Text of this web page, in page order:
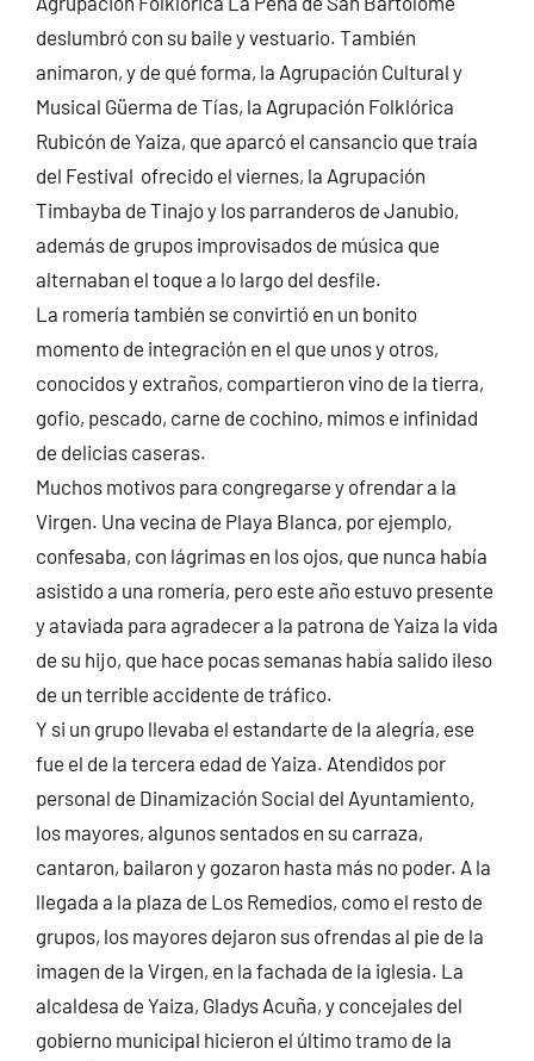
deslumbró con su baile y vestuario. También
animaron, y de qué forma, la Agrupación Cultural y
Musical Güerma de Tías, la Agrupación Folklórica
Rubicón de Yaiza, que aparcó el cansancio que traía
del Festival ofrecido el viernes, la Agrupación
Timbayba de Tinajo y los parranderos de Janubio,
además de grupos improvisados de música que
alternaban el toque a lo largo del desfile.
La romería también se convirtió en un bonito
momento de integración en el que unos y otros,
conocidos y extraños, compartieron vino de la tierra,
gofio, pescado, carne de cochino, mimos e infinidad
de delicias caseras.
Muchos motivos para congregarse y ofrendar a la
Virgen. Una vecina de Playa Blanca, por ejemplo,
confesaba, con lágrimas en los ojos, que nunca había
asistido a una romería, pero este año estuvo presente
y ataviada para agradecer a la patrona de Yaiza la vida
de su hijo, que hace pocas semanas había salido ileso
de un terrible accidente de tráfico.
Y si un grupo llevaba el estandarte de la alegría, ese
fue el de la tercera edad de Yaiza. Atendidos por
personal de Dinamización Social del Ayuntamiento,
los mayores, algunos sentados en su carraza,
cantaron, bailaron y gozaron hasta más no poder. A la
llegada a la plaza de Los Remedios, como el resto de
grupos, los mayores dejaron sus ofrendas al pie de la
imagen de la Virgen, en la fachada de la iglesia. La
alcaldesa de Yaiza, Gladys Acuña, y concejales del
gobierno municipal hicieron el último tramo de la